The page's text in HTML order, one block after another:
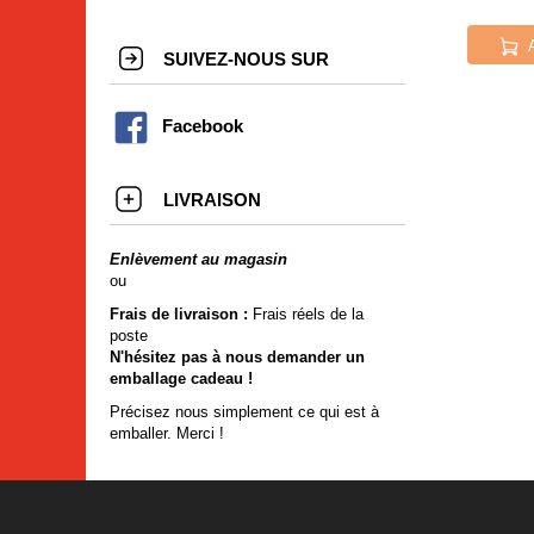
SUIVEZ-NOUS SUR
Facebook
LIVRAISON
Enlèvement au magasin
ou
Frais de livraison : Frais réels de la
poste
N'hésitez pas à nous demander un
emballage cadeau !
Précisez nous simplement ce qui est à
emballer. Merci !